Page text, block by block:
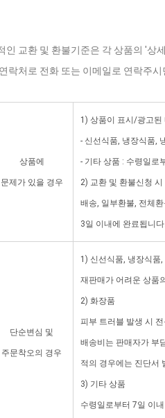
인 교환 및 환불기준은 각 상품의 '상
락처로 전화 또는 이메일로 연락주
상품에
문제가 있을 경우
1) 상품이 표시/광고된
- 신선식품, 냉장식품,
- 기타 상품 : 수령일로
2) 교환 및 환불신청
배송, 일부환불, 전체
3일 이내에 완료됩니
단순변심 및
주문착오의 경우
1) 신선식품, 냉장식품
재판매가 어려운 상품
2) 화장품
피부 트러블 발생 시
배송비는 판매자가 부
적의 경우에는 진단서
3) 기타 상품
수령일로부터 7일 이